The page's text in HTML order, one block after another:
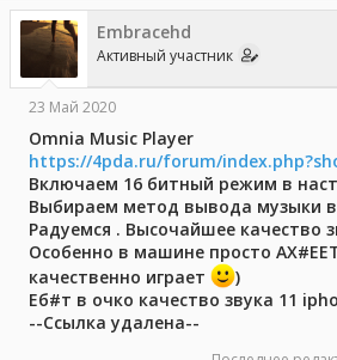
т
е
м
а
ч
а
а
Embracehd
Активный участник
23 Май 2020
Omnia Music Player
https://4pda.ru/forum/
Включаем 16 битный режим в
Выбираем метод вывода музыки в
Радуемся . Высочайшее качество
Особенно в машине просто
качественно играет
)
Еб#т в очко качество звука 11
--Ссылка удалена--